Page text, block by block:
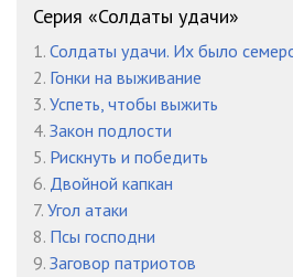
01-14
01-15
02-01
02-02
02-03
02-04
Серия «Солдаты удачи»
1. Солдаты удачи. Их было
2. Гонки на выживание
3. Успеть, чтобы выжить
4. Закон подлости
5. Рискнуть и победить
6. Двойной капкан
7. Угол атаки
8. Псы господни
9. Заговор патриотов